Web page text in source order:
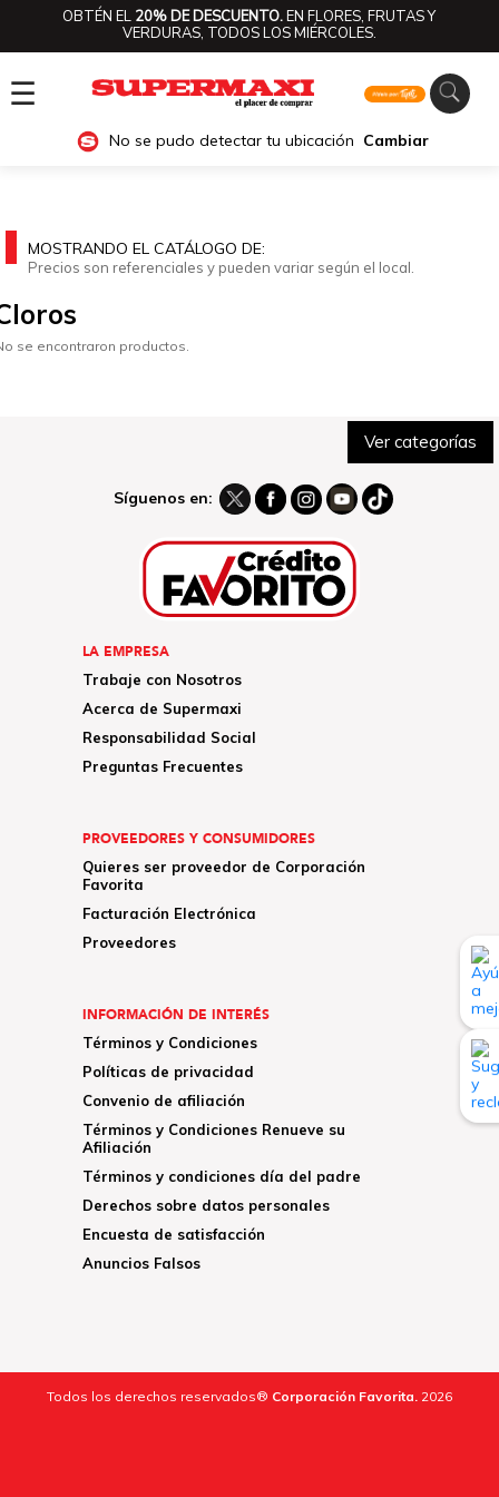
OBTÉN EL 20% DE DESCUENTO.EN FLORES, FRUTAS Y
VERDURAS, TODOS LOS MIÉRCOLES.
☰
No se pudo detectar tu ubicación Cambiar
Ver categorías
MOSTRANDO EL CATÁLOGO DE:
Precios son referenciales y pueden variar según el local.
se encontraron productos.
Síguenos en:
LA EMPRESA
Trabaje con Nosotros
Acerca de Supermaxi
Responsabilidad Social
Preguntas Frecuentes
PROVEEDORES Y CONSUMIDORES
Quieres ser proveedor de Corporación
Favorita
Facturación Electrónica
Proveedores
INFORMACIÓN DE INTERÉS
Términos y Condiciones
Políticas de privacidad
Convenio de afiliación
Términos y Condiciones Renueve su
Afiliación
Términos y condiciones día del padre
Derechos sobre datos personales
Encuesta de satisfacción
Anuncios Falsos
Todos los derechos reservados® Corporación Favorita. 2026